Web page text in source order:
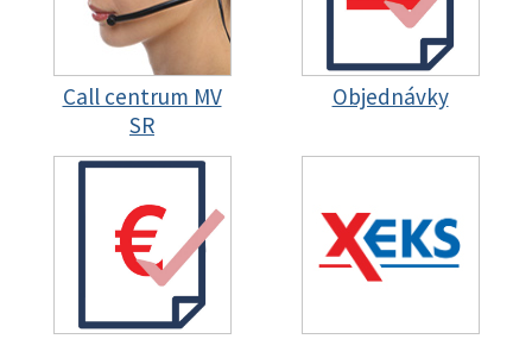
Call centrum MV
SR
Objednávky